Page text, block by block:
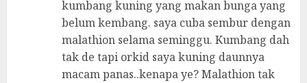
kumbang kuning yang makan bunga yang
belum kembang. saya cuba sembur dengan
malathion selama seminggu. Kumbang dah
tak de tapi orkid saya kuning daunnya
macam panas..kenapa ye? Malathion tak